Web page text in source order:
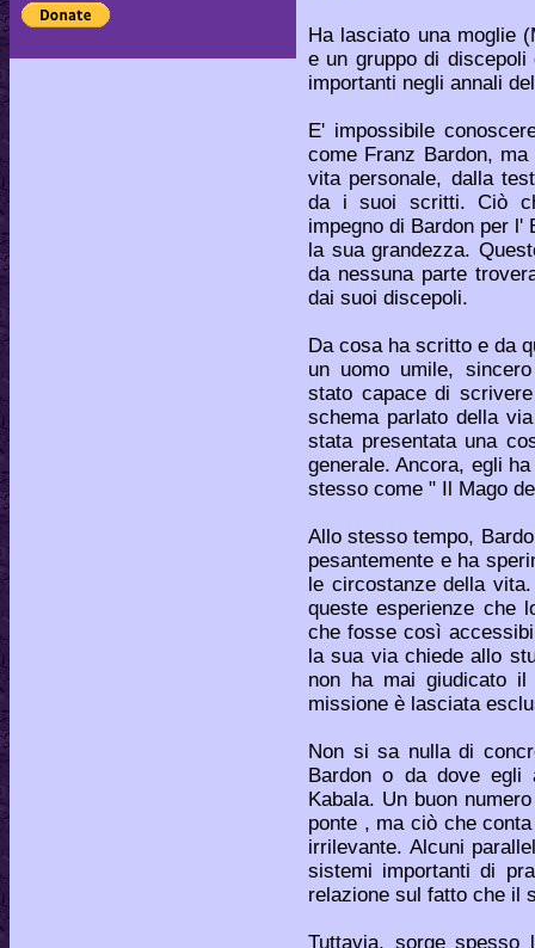
Ha lasciato una moglie
e un gruppo di
importanti negli annali
E' impossibile
come Franz Bardon,
vita personale, dalla
da i suoi scritti. Ciò
impegno di Bardon per l'
la sua grandezza.
da nessuna parte
dai suoi discepoli.
Da cosa ha scritto e da
un uomo umile,
stato capace di
schema parlato della
stata presentata una
generale. Ancora, egli
stesso come " Il Mago
Allo stesso tempo,
pesantemente e ha
le circostanze della
queste esperienze che
che fosse così
la sua via chiede allo
non ha mai giudicato
missione è lasciata
Non si sa nulla di
Bardon o da dove egli
Kabala. Un buon
ponte , ma ciò che
irrilevante. Alcuni
sistemi importanti di
relazione sul fatto che il
Tuttavia, sorge